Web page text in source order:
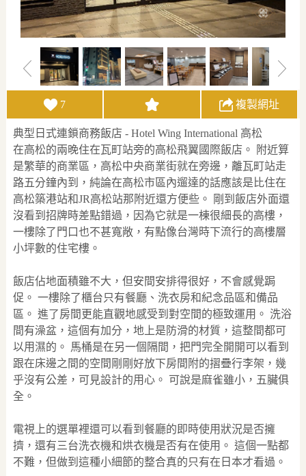
7 複製網址
典型日式連鎖商務飯店 - Hotel Wing International 高松
在高松的兩晚住在瓦町站旁的高松飛翼國際飯店。 附近算
是繁華的商業區，高松中央商業街就在旁邊，離瓦町站走
路五分鐘內到，純論在高松市區內遛達的話應該是比住在
高松築港站和JR高松站那附近還方便些。 剛到飯店外面還
沒看到招牌時差點錯過，因為它就是一棟很細長的高樓，
一樓除了門口也不甚寬敞，有點像台灣時下流行的高樓層
小坪數的住宅樓。
飯店佔地面積雖不大，但安間安排得很好，不會感覺跼
促。 一樓除了櫃台只有餐廳、洗衣房和紀念品區和備品
區。 進了房間更能直觀地感受到對空間的極致運用。 洗浴
間有澡盆，這個有加分，地上是防滑的材質，這整間都可
以用濕的。 馬桶是在另一個隔間，把門完全開開可以看到
跟在床邊之間的空間剛剛好放下房間附的摺疊行李架，幾
乎沒有公差，可見設計的用心。 可說是麻雀雖小，五臟俱
全。
電視上的選單裡還可以看到餐廳的即時使用狀況是否擁
擠，還有三台洗衣機和烘衣機是否有在使用。 這個一點都
不難，但做到這種小細節的整合真的只有在日本才看過。